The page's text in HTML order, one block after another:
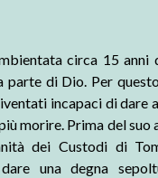
circa 15 anni
parte di Dio. Per
incapaci di dare
morire. Prima del suo
dei Custodi di
una degna